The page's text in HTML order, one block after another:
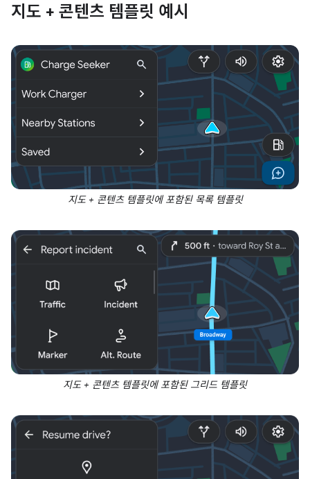
지도 + 콘텐츠 템플릿 예시
지도 + 콘텐츠 템플릿에 포함된 목록 템플릿
지도 + 콘텐츠 템플릿에 포함된 그리드 템플릿